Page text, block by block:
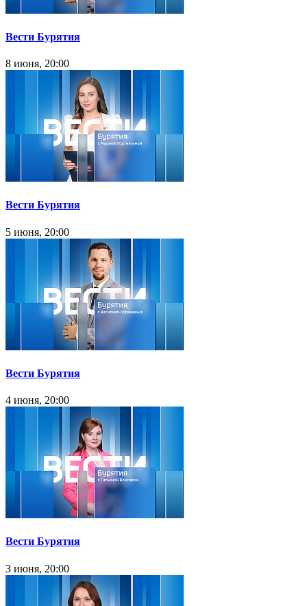
Вести Бурятия
8 июня, 20:00
Вести Бурятия
5 июня, 20:00
Вести Бурятия
4 июня, 20:00
Вести Бурятия
3 июня, 20:00